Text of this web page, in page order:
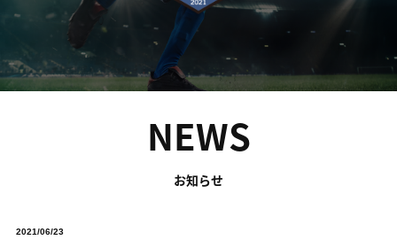
NEWS
お知らせ
2021/06/23